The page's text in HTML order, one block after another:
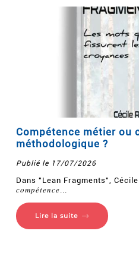
Compétence métier ou
méthodologique ?
Publié le 17/07/2026
Dans "Lean Fragments", Cécile
𝑐𝑜𝑚𝑝𝑒́𝑡𝑒𝑛𝑐𝑒...
Lire la suite